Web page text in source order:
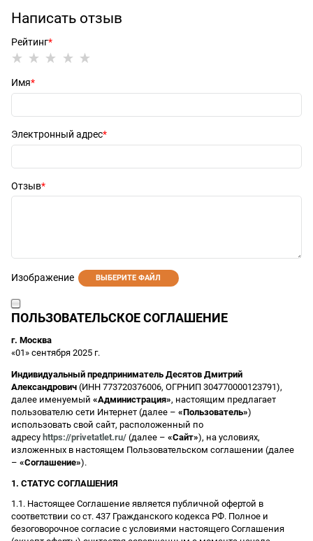
Написать отзыв
Рейтинг
Имя
Электронный адрес
Отзыв
Изображение ВЫБЕРИТЕ ФАЙЛ
ПОЛЬЗОВАТЕЛЬСКОЕ СОГЛАШЕНИЕ
г. Москва
«01» сентября 2025 г.
Индивидуальный предприниматель Десятов Дмитрий
Александрович (ИНН 773720376006, ОГРНИП 304770000123791),
далее именуемый «Администрация», настоящим предлагает
пользователю сети Интернет (далее – «Пользователь»)
использовать свой сайт, расположенный по
адресу https://privetatlet.ru/ (далее – «Сайт»), на условиях,
изложенных в настоящем Пользовательском соглашении (далее
– «Соглашение»).
1. СТАТУС СОГЛАШЕНИЯ
1.1. Настоящее Соглашение является публичной офертой в
соответствии со ст. 437 Гражданского кодекса РФ. Полное и
безоговорочное согласие с условиями настоящего Соглашения